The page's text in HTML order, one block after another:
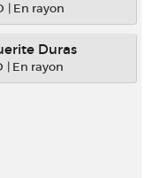
| En rayon
Duras
| En rayon